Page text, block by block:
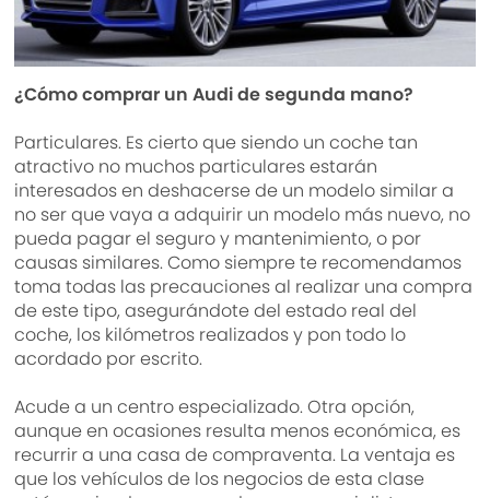
¿Cómo comprar un Audi de segunda mano?
Particulares. Es cierto que siendo un coche tan
atractivo no muchos particulares estarán
interesados en deshacerse de un modelo similar a
no ser que vaya a adquirir un modelo más nuevo, no
pueda pagar el seguro y mantenimiento, o por
causas similares. Como siempre te recomendamos
toma todas las precauciones al realizar una compra
de este tipo, asegurándote del estado real del
coche, los kilómetros realizados y pon todo lo
acordado por escrito.
Acude a un centro especializado. Otra opción,
aunque en ocasiones resulta menos económica, es
recurrir a una casa de compraventa. La ventaja es
que los vehículos de los negocios de esta clase